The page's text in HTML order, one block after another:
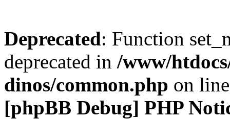
Deprecated: Function
deprecated in /www/
dinos/common.php on
[phpBB Debug] PHP